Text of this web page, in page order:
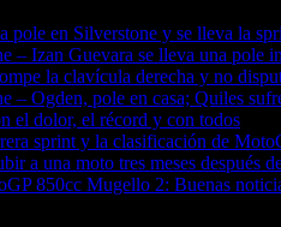
pole en Silverstone y se lleva la
– Izan Guevara se lleva una pole
la clavícula derecha y no
– Ogden, pole en casa; Quiles
el dolor, el récord y con todos
sprint y la clasificación de
a una moto tres meses después
850cc Mugello 2: Buenas